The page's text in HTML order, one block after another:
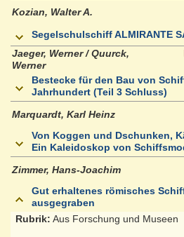
Kozian, Walter A.
Segelschulschiff ALMIRANTE
Jaeger, Werner / Quurck,
Werner
Bestecke für den Bau von
Jahrhundert (Teil 3 Schluss)
Marquardt, Karl Heinz
Von Koggen und Dschunken,
Ein Kaleidoskop von
Zimmer, Hans-Joachim
Gut erhaltenes römisches
ausgegraben
Rubrik: Aus Forschung und Museen